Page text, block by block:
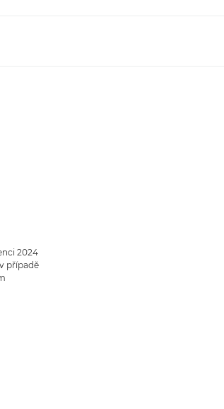
2024
případě